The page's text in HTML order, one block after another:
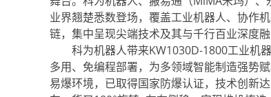
业界翘楚悉数登场，覆盖工业机器人、协作
链，集中呈现尖端技术及其与千行百业深度融
科为机器人带来KW1030D-1800工业机器
多用、免编程部署，为多领域智能制造强势
易爆环境，已取得国家防爆认证，技术创新